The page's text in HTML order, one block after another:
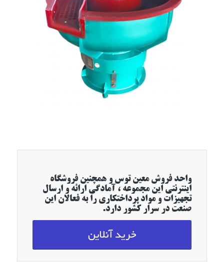
واحد فروش معین توس و همچنین فروشگاه
اینترنتی این مجموعه ، آمادگی ارائه و ارسال
تجهیزات و مواد پرداختکاری را به فعالان این
صنعت در سرار کشور دارد.
خرید آنلاین